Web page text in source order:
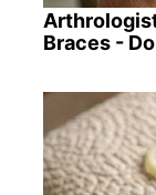
Braces -